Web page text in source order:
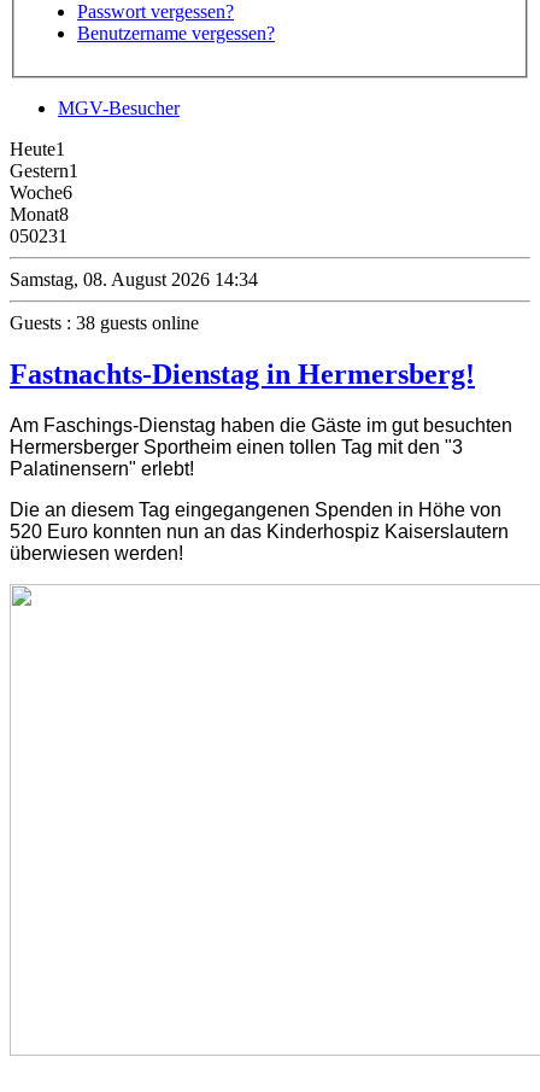
Passwort vergessen?
Benutzername vergessen?
MGV-Besucher
Heute1
Gestern1
Woche6
Monat8
050231
Samstag, 08. August 2026 14:34
Guests : 38 guests online
Fastnachts-Dienstag in Hermersberg!
Am Faschings-Dienstag haben die Gäste im gut besuchten
Hermersberger Sportheim einen tollen Tag mit den "3
Palatinensern" erlebt!
Die an diesem Tag eingegangenen Spenden in Höhe von
520 Euro konnten nun an das Kinderhospiz Kaiserslautern
überwiesen werden!